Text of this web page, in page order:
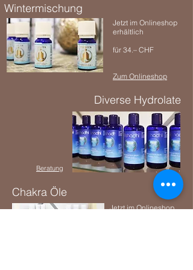
Wintermischung
Jetzt im Onlineshop
erhältlich
für 34.– CHF
Zum Onlineshop
Diverse Hydrolate
Beratung
Chakra Öle
Jetzt imOnlineshop